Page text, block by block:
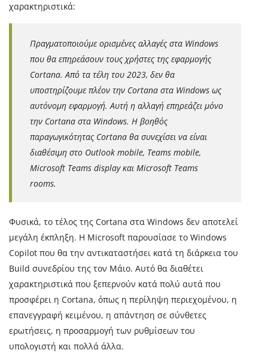
χαρακτηριστικά:
Πραγματοποιούμε ορισμένες αλλαγές στα Windows
που θα επηρεάσουν τους χρήστες της εφαρμογής
Cortana. Από τα τέλη του 2023, δεν θα
υποστηρίζουμε πλέον την Cortana στα Windows ως
αυτόνομη εφαρμογή. Αυτή η αλλαγή επηρεάζει μόνο
την Cortana στα Windows. Η βοηθός
παραγωγικότητας Cortana θα συνεχίσει να είναι
διαθέσιμη στο Outlook mobile, Teams mobile,
Microsoft Teams display και Microsoft Teams
rooms.
Φυσικά, το τέλος της Cortana στα Windows δεν αποτελεί
μεγάλη έκπληξη. Η Microsoft παρουσίασε το Windows
Copilot που θα την αντικαταστήσει κατά τη διάρκεια του
Build συνεδρίου της τον Μάιο. Αυτό θα διαθέτει
χαρακτηριστικά που ξεπερνούν κατά πολύ αυτά που
προσφέρει η Cortana, όπως η περίληψη περιεχομένου, η
επανεγγραφή κειμένου, η απάντηση σε σύνθετες
ερωτήσεις, η προσαρμογή των ρυθμίσεων του
υπολογιστή και πολλά άλλα.